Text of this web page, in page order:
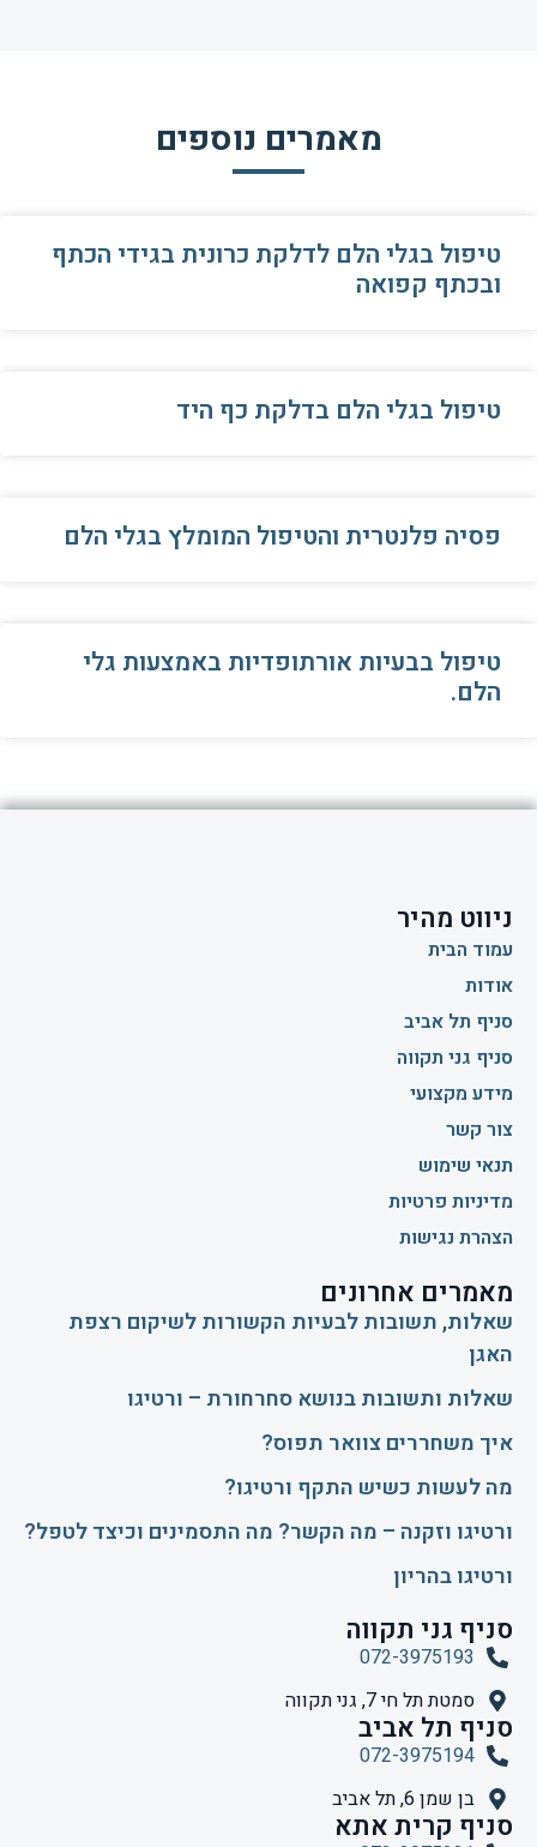
מאמרים נוספים
טיפול בגלי הלם לדלקת כרונית בגידי הכתף
ובכתף קפואה
טיפול בגלי הלם בדלקת כף היד
פסיה פלנטרית והטיפול המומלץ בגלי הלם
טיפול בבעיות אורתופדיות באמצעות גלי
הלם.
ניווט מהיר
עמוד הבית
אודות
סניף תל אביב
סניף גני תקווה
מידע מקצועי
צור קשר
תנאי שימוש
מדיניות פרטיות
הצהרת נגישות
מאמרים אחרונים
שאלות, תשובות לבעיות הקשורות לשיקום רצפת
האגן
שאלות ותשובות בנושא סחרחורת – ורטיגו
איך משחררים צוואר תפוס?
​מה לעשות כשיש התקף ורטיגו?
ורטיגו וזקנה – מה הקשר? מה התסמינים וכיצד לטפל?
ורטיגו בהריון
סניף גני תקווה
072-3975193
סמטת תל חי 7, גני תקווה
סניף תל אביב
072-3975194
בן שמן 6, תל אביב
סניף קרית אתא